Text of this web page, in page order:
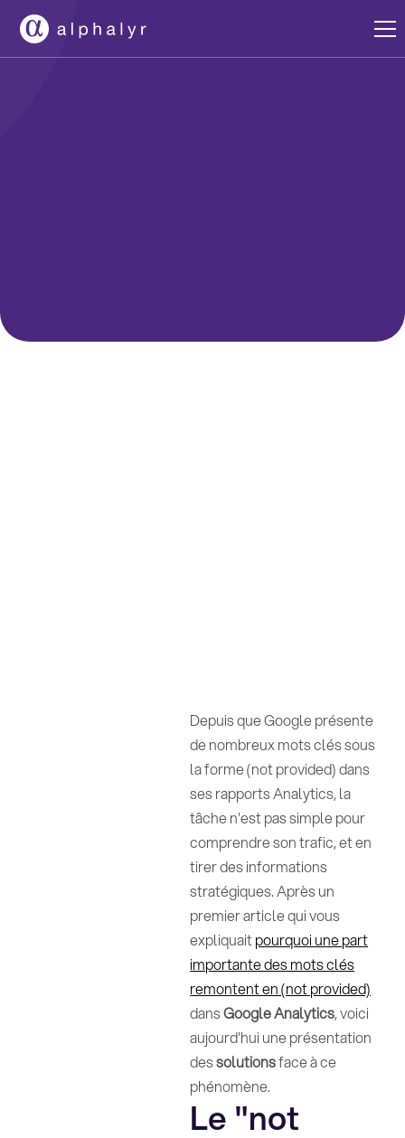
Depuis que Google présente
de nombreux mots clés sous
la forme (not provided) dans
ses rapports Analytics, la
tâche n'est pas simple pour
comprendre son trafic, et en
tirer des informations
stratégiques. Après un
premier article qui vous
expliquaitpourquoi une part
importante des mots clés
remontent en (not provided)
dansGoogle Analytics, voici
aujourd'hui une présentation
dessolutionsface à ce
phénomène.
Le "not